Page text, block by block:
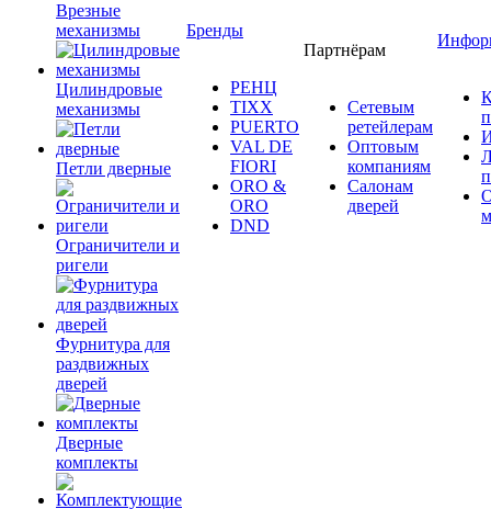
Врезные
механизмы
Цилиндровые
механизмы
Петли дверные
Ограничители и
ригели
Фурнитура для
раздвижных
дверей
Дверные
комплекты
Бренды
РЕНЦ
TIXX
PUERTO
VAL DE
FIORI
ORO &
ORO
DND
Партнёрам
Сетевым
ретейлерам
Оптовым
компаниям
Салонам
дверей